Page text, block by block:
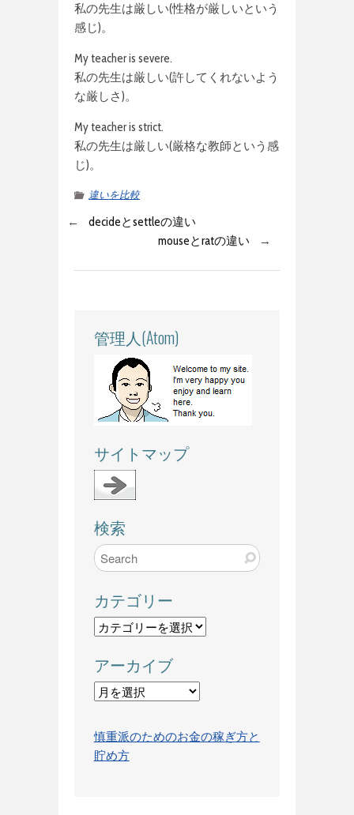
私の先生は厳しい(性格が厳しいという
感じ)。
My teacher is severe.
私の先生は厳しい(許してくれないよう
な厳しさ)。
My teacher is strict.
私の先生は厳しい(厳格な教師という感
じ)。
違いを比較
←
decideとsettleの違い
mouseとratの違い
→
管理人(Atom)
サイトマップ
検索
カテゴリー
カ
ゴ
リ
ー
アーカイブ
ア
カ
イ
ブ
慎重派のためのお金の稼ぎ方と
貯め方